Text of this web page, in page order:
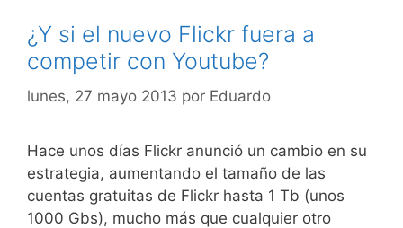
¿Y si el nuevo Flickr fuera a
competir con Youtube?
lunes, 27 mayo 2013 por Eduardo
Hace unos días Flickr anunció un cambio en su
estrategia, aumentando el tamaño de las
cuentas gratuitas de Flickr hasta 1 Tb (unos
1000 Gbs), mucho más que cualquier otro